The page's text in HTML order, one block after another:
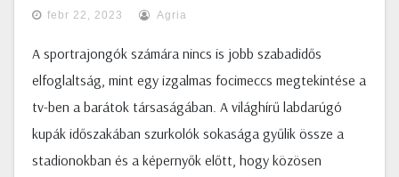
febr 22, 2023 Agria
A sportrajongók számára nincs is jobb szabadidős
elfoglaltság, mint egy izgalmas focimeccs megtekintése a
tv-ben a barátok társaságában. A világhírű labdarúgó
kupák időszakában szurkolók sokasága gyűlik össze a
stadionokban és a képernyők előtt, hogy közösen